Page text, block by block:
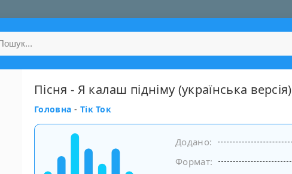
Пісня - Я калаш підніму (українська версія)
Головна - Тік Ток
Додано:
Формат: